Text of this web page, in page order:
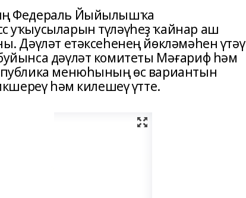
Федераль Йыйылышҡа
уҡыусыларын түләүһеҙ ҡайнар аш
Дәүләт етәксеһенең йөкләмәһен үтәү
дәүләт комитеты Мәғариф һәм
менюһының өс вариантын
һәм килешеү үтте.